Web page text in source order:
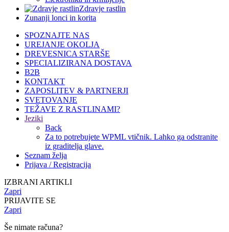
Zdravje rastlin
Zunanji lonci in korita
SPOZNAJTE NAS
UREJANJE OKOLJA
DREVESNICA STARŠE
SPECIALIZIRANA DOSTAVA
B2B
KONTAKT
ZAPOSLITEV & PARTNERJI
SVETOVANJE
TEŽAVE Z RASTLINAMI?
Jeziki
Back
Za to potrebujete WPML vtičnik. Lahko ga odstranite
iz graditelja glave.
Seznam želja
Prijava / Registracija
IZBRANI ARTIKLI
Zapri
PRIJAVITE SE
Zapri
Še nimate računa?